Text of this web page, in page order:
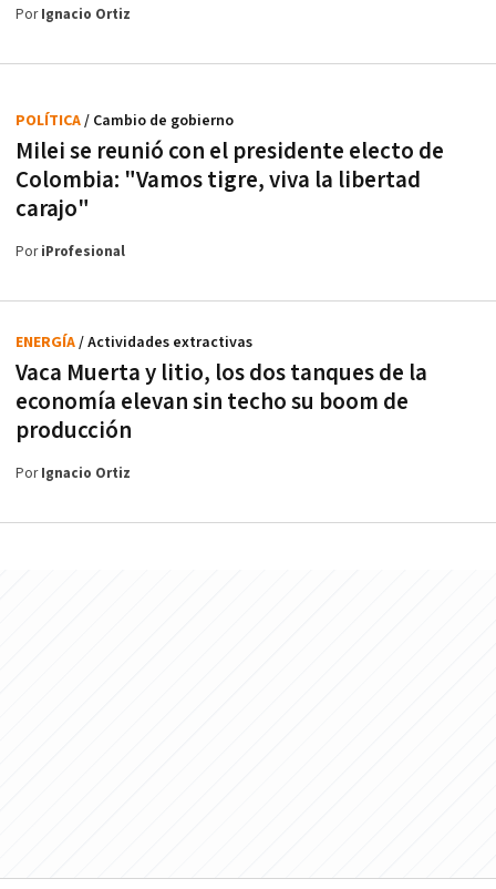
PorIgnacio Ortiz
Milei se reunió con el presidente electo de
Colombia: "Vamos tigre, viva la libertad
carajo"
POLÍTICA/ Cambio de gobierno
PoriProfesional
Vaca Muerta y litio, los dos tanques de la
economía elevan sin techo su boom de
producción
ENERGÍA/ Actividades extractivas
PorIgnacio Ortiz